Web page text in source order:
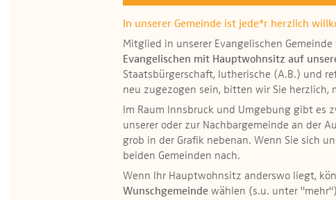
In unserer Gemeinde ist jede*r herzlich
Mitglied in unserer Evangelischen
Evangelischen mit Hauptwohnsitz auf
Staatsbürgerschaft, lutherische (A.B.) und
neu zugezogen sein, bitten wir Sie herzlich,
Im Raum Innsbruck und Umgebung gibt es
unserer oder zur Nachbargemeinde an der
grob in der Grafik nebenan. Wenn Sie sich
beiden Gemeinden nach.
Wenn Ihr Hauptwohnsitz anderswo liegt,
Wunschgemeinde wählen (s.u. unter